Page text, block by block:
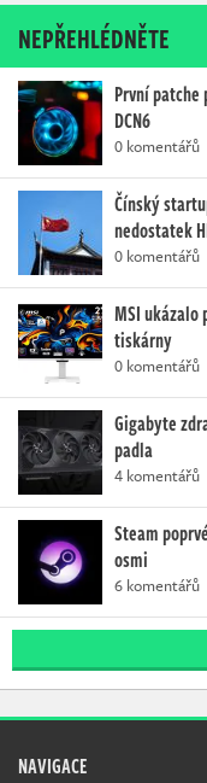
NEPŘEHLÉDNĚTE
První
DCN6
0 komentářů
Čínský
nedostatek
0 komentářů
MSI ukázalo
tiskárny
0 komentářů
Gigabyte
padla
4 komentářů
Steam
osmi
6 komentářů
NAVIGACE